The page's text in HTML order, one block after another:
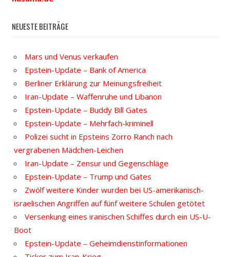
NEUESTE BEITRÄGE
Mars und Venus verkaufen
Epstein-Update – Bank of America
Berliner Erklärung zur Meinungsfreiheit
Iran-Update – Waffenruhe und Libanon
Epstein-Update – Buddy Bill Gates
Epstein-Update – Mehrfach-kriminell
Polizei sucht in Epsteins Zorro Ranch nach
vergrabenen Mädchen-Leichen
Iran-Update – Zensur und Gegenschläge
Epstein-Update – Trump und Gates
Zwölf weitere Kinder wurden bei US-amerikanisch-
israelischen Angriffen auf fünf weitere Schulen getötet
Versenkung eines iranischen Schiffes durch ein US-U-
Boot
Epstein-Update – Geheimdienstinformationen